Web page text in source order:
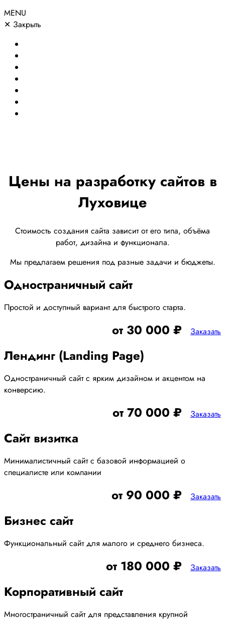
MENU
✕ Закрыть
Цены на разработку сайтов в
Луховице
Стоимость создания сайта зависит от его типа, объёма
работ, дизайна и функционала.
Мы предлагаем решения под разные задачи и бюджеты.
Одностраничный сайт
Простой и доступный вариант для быстрого старта.
от 30 000 ₽ Заказать
Лендинг (Landing Page)
Одностраничный сайт с ярким дизайном и акцентом на
конверсию.
от 70 000 ₽ Заказать
Сайт визитка
Минималистичный сайт с базовой информацией о
специалисте или компании
от 90 000 ₽ Заказать
Бизнес сайт
Функциональный сайт для малого и среднего бизнеса.
от 180 000 ₽ Заказать
Корпоративный сайт
Многостраничный сайт для представления крупной